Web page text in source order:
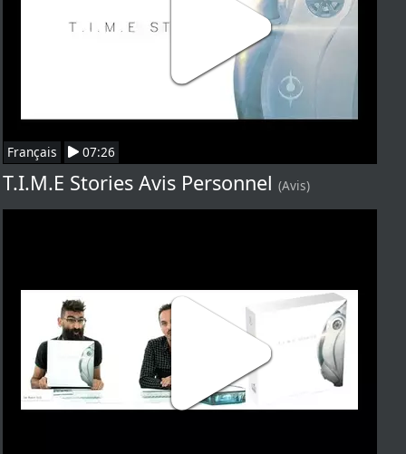
Français 07:26
T.I.M.E Stories Avis Personnel (Avis)